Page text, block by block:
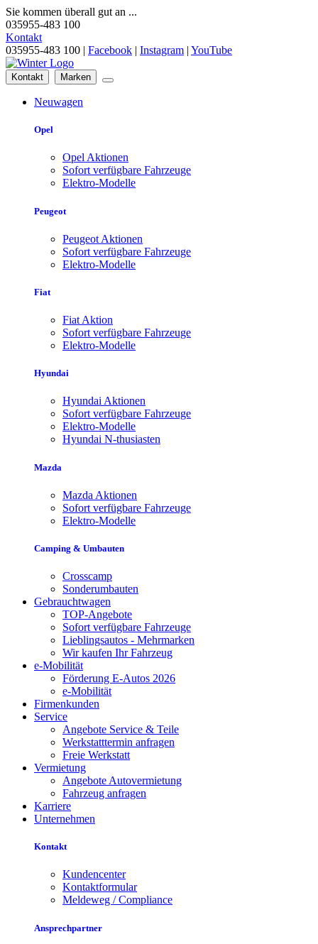
Sie kommen überall gut an ...
035955-483 100
Kontakt
035955-483 100 | Facebook | Instagram | YouTube
Kontakt Marken
Neuwagen
Opel
Opel Aktionen
Sofort verfügbare Fahrzeuge
Elektro-Modelle
Peugeot
Peugeot Aktionen
Sofort verfügbare Fahrzeuge
Elektro-Modelle
Fiat
Fiat Aktion
Sofort verfügbare Fahrzeuge
Elektro-Modelle
Hyundai
Hyundai Aktionen
Sofort verfügbare Fahrzeuge
Elektro-Modelle
Hyundai N-thusiasten
Mazda
Mazda Aktionen
Sofort verfügbare Fahrzeuge
Elektro-Modelle
Camping & Umbauten
Crosscamp
Sonderumbauten
Gebrauchtwagen
TOP-Angebote
Sofort verfügbare Fahrzeuge
Lieblingsautos - Mehrmarken
Wir kaufen Ihr Fahrzeug
e-Mobilität
Förderung E-Autos 2026
e-Mobilität
Firmenkunden
Service
Angebote Service & Teile
Werkstatttermin anfragen
Freie Werkstatt
Vermietung
Angebote Autovermietung
Fahrzeug anfragen
Karriere
Unternehmen
Kontakt
Kundencenter
Kontaktformular
Meldeweg / Compliance
Ansprechpartner